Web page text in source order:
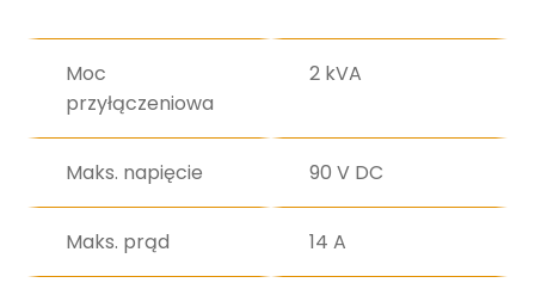
Moc
przyłączeniowa
2 kVA
Maks. napięcie 90 V DC
Maks. prąd 14 A